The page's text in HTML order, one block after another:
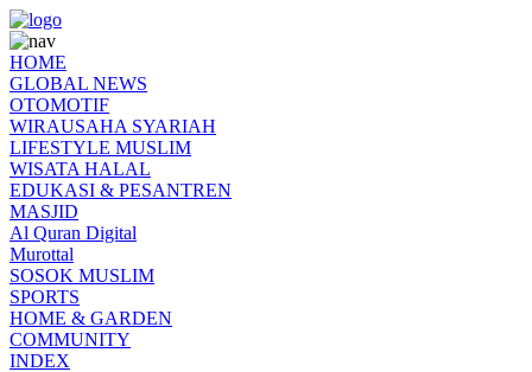
HOME
GLOBAL NEWS
OTOMOTIF
WIRAUSAHA SYARIAH
LIFESTYLE MUSLIM
WISATA HALAL
EDUKASI & PESANTREN
MASJID
Al Quran Digital
Murottal
SOSOK MUSLIM
SPORTS
HOME & GARDEN
COMMUNITY
INDEX